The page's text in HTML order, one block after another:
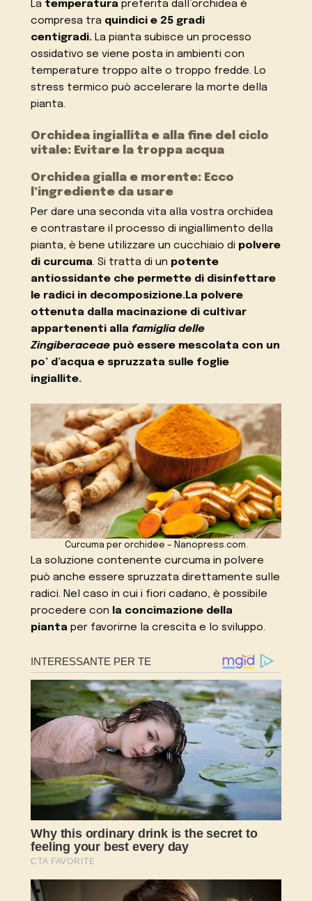
La temperatura preferita dall’orchidea è
compresa tra quindici e 25 gradi
centigradi.La pianta subisce un processo
ossidativo se viene posta in ambienti con
temperature troppo alte o troppo fredde. Lo
stress termico può accelerare la morte della
pianta.
Orchidea ingiallita e alla fine del ciclo
vitale: Evitare la troppa acqua
Orchidea gialla e morente: Ecco
l’ingrediente da usare
Per dare una seconda vita alla vostra orchidea
e contrastare il processo di ingiallimento della
pianta, è bene utilizzare un cucchiaio di polvere
di curcuma. Si tratta di un potente
antiossidante che permette di disinfettare
le radici in decomposizione.La polvere
ottenuta dalla macinazione di cultivar
appartenenti allafamiglia delle
Zingiberaceae può essere mescolata con un
po’ d’acqua e spruzzata sulle foglie
ingiallite.
Curcuma per orchidee – Nanopress.com.
La soluzione contenente curcuma in polvere
può anche essere spruzzata direttamente sulle
radici. Nel caso in cui i fiori cadano, è possibile
procedere con la concimazione della
pianta per favorirne la crescita e lo sviluppo.